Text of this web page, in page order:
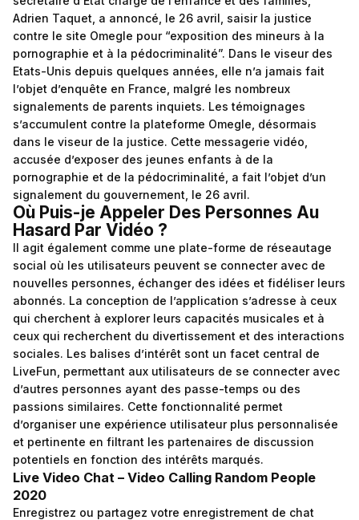
Adrien Taquet, a annoncé, le 26 avril, saisir la justice
contre le site Omegle pour “exposition des mineurs à la
pornographie et à la pédocriminalité”. Dans le viseur des
Etats-Unis depuis quelques années, elle n’a jamais fait
l’objet d’enquête en France, malgré les nombreux
signalements de parents inquiets. Les témoignages
s’accumulent contre la plateforme Omegle, désormais
dans le viseur de la justice. Cette messagerie vidéo,
accusée d’exposer des jeunes enfants à de la
pornographie et de la pédocriminalité, a fait l’objet d’un
signalement du gouvernement, le 26 avril.
Où Puis-je Appeler Des Personnes Au
Hasard Par Vidéo ?
Il agit également comme une plate-forme de réseautage
social où les utilisateurs peuvent se connecter avec de
nouvelles personnes, échanger des idées et fidéliser leurs
abonnés. La conception de l’application s’adresse à ceux
qui cherchent à explorer leurs capacités musicales et à
ceux qui recherchent du divertissement et des interactions
sociales. Les balises d’intérêt sont un facet central de
LiveFun, permettant aux utilisateurs de se connecter avec
d’autres personnes ayant des passe-temps ou des
passions similaires. Cette fonctionnalité permet
d’organiser une expérience utilisateur plus personnalisée
et pertinente en filtrant les partenaires de discussion
potentiels en fonction des intérêts marqués.
Live Video Chat – Video Calling Random People
2020
Enregistrez ou partagez votre enregistrement de chat